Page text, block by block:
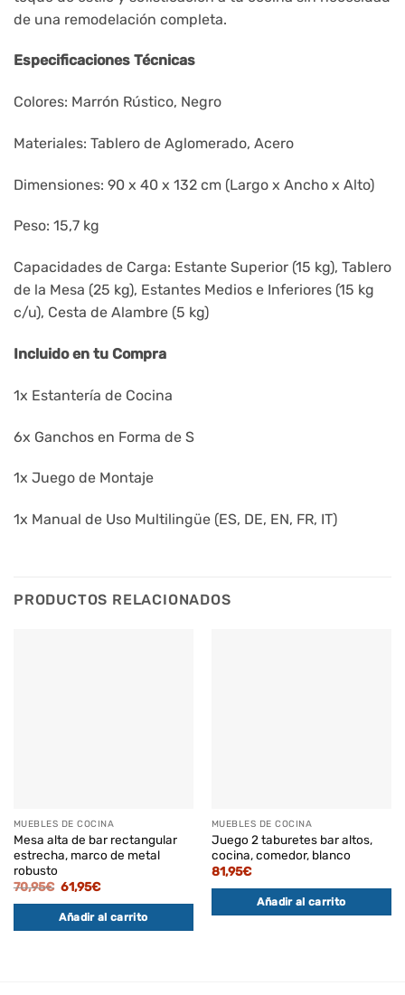
de una remodelación completa.
Especificaciones Técnicas
Colores: Marrón Rústico, Negro
Materiales: Tablero de Aglomerado, Acero
Dimensiones: 90 x 40 x 132 cm (Largo x Ancho x Alto)
Peso: 15,7 kg
Capacidades de Carga: Estante Superior (15 kg), Tablero
de la Mesa (25 kg), Estantes Medios e Inferiores (15 kg
c/u), Cesta de Alambre (5 kg)
Incluido en tu Compra
1x Estantería de Cocina
6x Ganchos en Forma de S
1x Juego de Montaje
1x Manual de Uso Multilingüe (ES, DE, EN, FR, IT)
PRODUCTOS RELACIONADOS
MUEBLES DE COCINA
Mesa alta de bar rectangular
estrecha, marco de metal
robusto
70,95€ El
original
era:
70,95€.
61,95€El
actual
es:
61,95€.
Añadir al carrito
MUEBLES DE COCINA
Juego 2 taburetes bar altos,
cocina, comedor, blanco
81,95€
Añadir al carrito